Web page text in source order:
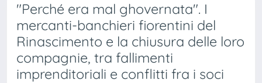
"Perché era mal ghovernata". I
mercanti-banchieri fiorentini del
Rinascimento e la chiusura delle loro
compagnie, tra fallimenti
imprenditoriali e conflitti fra i soci